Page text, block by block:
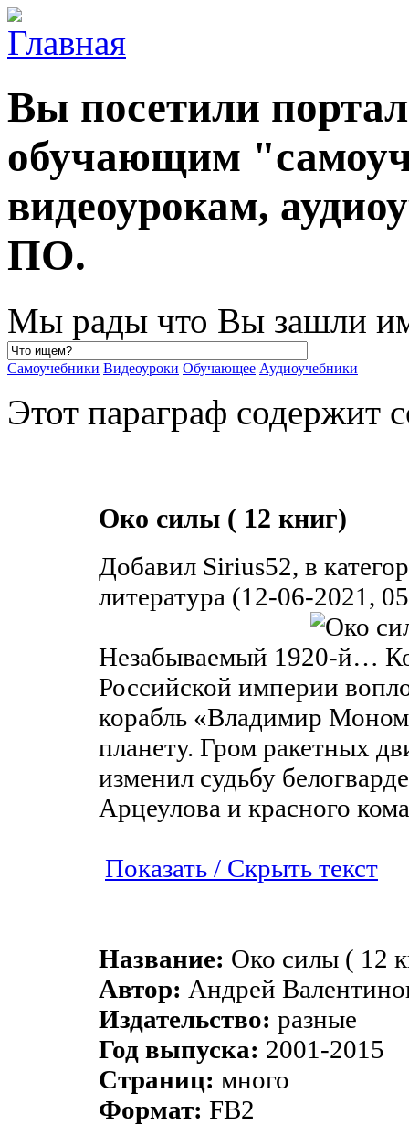
Вы посетили
обучающим
видеоурокам,
ПО.
Мы рады что Вы зашли
Самоучебники Видеоуроки Обучающее Аудиоучебники
Этот параграф содержит
Око силы ( 12 книг)
Добавил Sirius52, в
литература (12-06-2021,
Незабываемый 1920-й…
Российской империи
корабль «Владимир
планету. Гром ракетных
изменил судьбу
Арцеулова и красного
Показать / Скрыть текст
Название: Око силы ( 12
Автор: Андрей
Издательство: разные
Год выпуска: 2001-2015
Страниц: много
Формат: FB2